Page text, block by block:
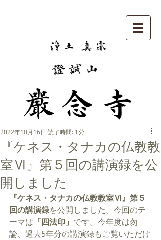
『ケネス・タナカの仏教教
室Ⅵ』第５回の講演録を公
開しました
2022年10月16日 読了時間: 1分
『ケネス・タナカの仏教教室Ⅵ』第５
回の講演録を公開しました。今回のテ
ーマは 「四法印」 です。今年度は勿
論、過去5年分の講演録もご覧いただけ